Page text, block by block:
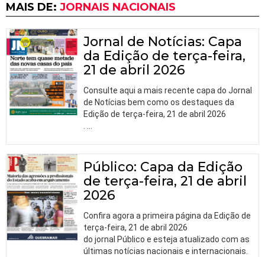
MAIS DE: JORNAIS NACIONAIS
Jornal de Notícias: Capa
da Edição de terça-feira,
21 de abril 2026
Consulte aqui a mais recente capa do Jornal
de Notícias bem como os destaques da
Edição de terça-feira, 21 de abril 2026
Público: Capa da Edição
de terça-feira, 21 de abril
2026
Confira agora a primeira página da Edição de
terça-feira, 21 de abril 2026
do jornal Público e esteja atualizado com as
últimas notícias nacionais e internacionais.